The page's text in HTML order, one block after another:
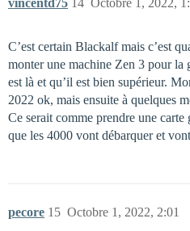
vincentd75 Octobre 1, 2022,
14
C’est certain Blackalf mais c’est
monter une machine Zen 3 pour la
est là et qu’il est bien supérieur.
2022 ok, mais ensuite à quelques
Ce serait comme prendre une
que les 4000 vont débarquer et
pecore Octobre 1, 2022, 2:01
15